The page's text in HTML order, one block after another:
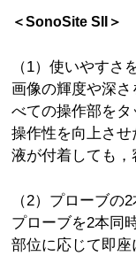
＜SonoSite SII＞
（1）使いやすさ
画像の輝度や深
べての操作部を
操作性を向上さ
液が付着しても，
（2）プローブの
プローブを2本同
部位に応じて即